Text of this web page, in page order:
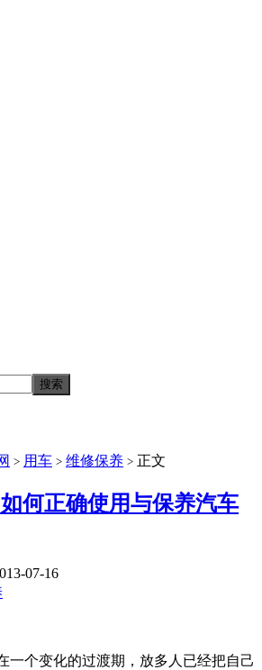
> 用车 > 维修保养 > 正文
何正确使用与保养汽车
07-16
一个变化的过渡期，放多人已经把自己